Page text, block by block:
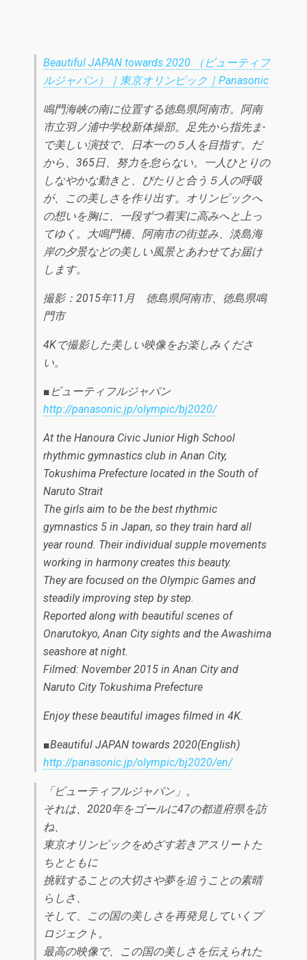
Beautiful JAPAN towards 2020 （ビューティフ
ルジャパン）｜東京オリンピック｜Panasonic
鳴門海峡の南に位置する徳島県阿南市。阿南
市立羽ノ浦中学校新体操部。足先から指先ま­
で美しい演技で、日本一の５人を目指す。だ
から、365日、努力を怠らない。一人ひと­りの
しなやかな動きと、ぴたりと合う５人の呼吸
が、この美しさを作り出す。オリンピッ­クへ
の想いを胸に、一段ずつ着実に高みへと上っ
てゆく。大鳴門橋、阿南市の街並み、淡­島海
岸の夕景などの美しい風景とあわせてお届け
します。
撮影：2015年11月 徳島県阿南市、徳島県鳴
門市
4Kで撮影した美しい映像をお楽しみくださ
い。
■ビューティフルジャパン
http://panasonic.jp/olympic/bj2020/
At the Hanoura Civic Junior High School
rhythmic gymnastics club in Anan City,
Tokushima Prefecture located in the South of
Naruto Strait
The girls aim to be the best rhythmic
gymnastics 5 in Japan, so they train hard all
year round. Their individual supple movements
working in harmony creates this beauty.
They are focused on the Olympic Games and
steadily improving step by step.
Reported along with beautiful scenes of
Onarutokyo, Anan City sights and the Awashima
seashore at night.
Filmed: November 2015 in Anan City and
Naruto City Tokushima Prefecture
Enjoy these beautiful images filmed in 4K.
■Beautiful JAPAN towards 2020(English)
http://panasonic.jp/olympic/bj2020/en/
「ビューティフルジャパン」。
それは、2020年をゴールに47の都道府県を訪
ね、
東京オリンピックをめざす若きアスリートた
ちとともに
挑戦することの大切さや夢を追うことの素晴
らしさ、
そして、この国の美しさを再発見していくプ
ロジェクト。
最高の映像で、この国の美しさを伝えられた